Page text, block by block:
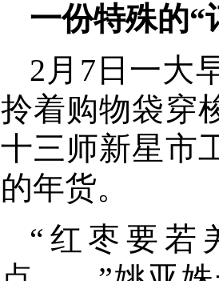
一份特殊的“
2月7日一大
拎着购物袋穿
十三师新星市
的年货。
“红枣要若